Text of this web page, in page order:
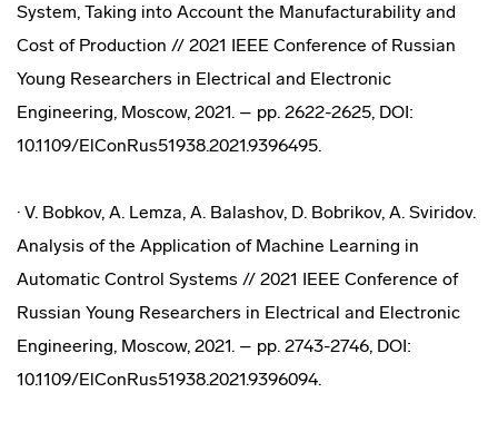
System, Taking into Account the Manufacturability and
Cost of Production // 2021 IEEE Conference of Russian
Young Researchers in Electrical and Electronic
Engineering, Moscow, 2021. – pp. 2622-2625, DOI:
10.1109/ElConRus51938.2021.9396495.
· V. Bobkov, A. Lemza, A. Balashov, D. Bobrikov, A. Sviridov.
Analysis of the Application of Machine Learning in
Automatic Control Systems // 2021 IEEE Conference of
Russian Young Researchers in Electrical and Electronic
Engineering, Moscow, 2021. – pp. 2743-2746, DOI:
10.1109/ElConRus51938.2021.9396094.